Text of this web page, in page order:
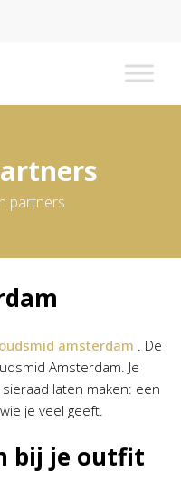
partners
amsterdam . De
Amsterdam. Je
laten maken: een
je veel geeft.
bij je outfit